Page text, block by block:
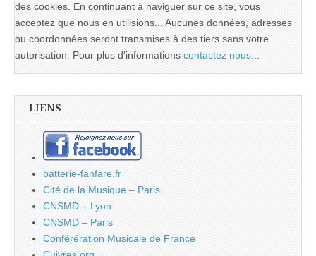
des cookies. En continuant à naviguer sur ce site, vous
acceptez que nous en utilisions... Aucunes données, adresses
ou coordonnées seront transmises à des tiers sans votre
autorisation. Pour plus d'informations contactez nous...
LIENS
batterie-fanfare.fr
Cité de la Musique – Paris
CNSMD – Lyon
CNSMD – Paris
Conférération Musicale de France